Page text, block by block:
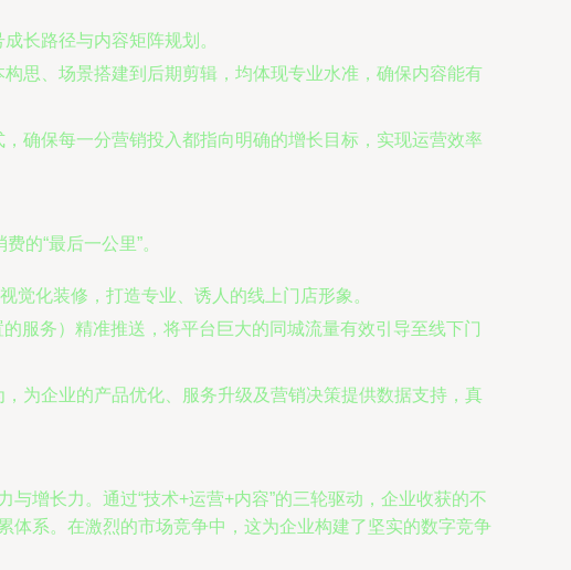
长路径与内容矩阵规划。
思、场景搭建到后期剪辑，均体现专业水准，确保内容能有
确保每一分营销投入都指向明确的增长目标，实现运营效率
的“最后一公里”。
觉化装修，打造专业、诱人的线上门店形象。
服务）精准推送，将平台巨大的同城流量有效引导至线下门
为企业的产品优化、服务升级及营销决策提供数据支持，真
增长力。通过“技术+运营+内容”的三轮驱动，企业收获的不
系。在激烈的市场竞争中，这为企业构建了坚实的数字竞争